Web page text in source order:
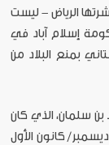
الرياض - ليست
إسلام آباد في
بمنع البلاد من
سلمان، الذي كان
آنذاك وزيرا للدفاع ونائبا لولي العهد “فقط”، في 14 ديسمبر/ كانون الأول